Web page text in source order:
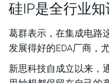
硅IP是全行业
葛群表示，在集成电路
发展得好的EDA厂商，
新思科技自成立以来，